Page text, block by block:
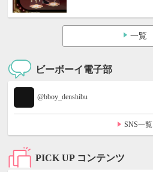
一覧
ビーボーイ電子部
@bboy_denshibu
SNS一覧
PICK UP コンテンツ